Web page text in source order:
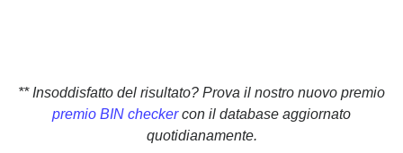
Validator
Credit
** Insoddisfatto del risultato? Prova il nostro nuovo premio
premio BIN checkercon il database aggiornato
quotidianamente.